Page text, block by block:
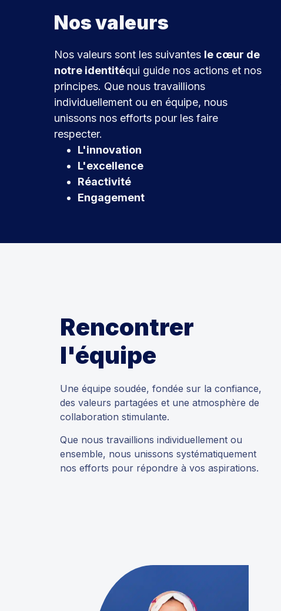
Nos valeurs
Nos valeurs sont les suivantes le cœur de
notre identitéqui guide nos actions et nos
principes. Que nous travaillions
individuellement ou en équipe, nous
unissons nos efforts pour les faire
respecter.
L'innovation
L'excellence
Réactivité
Engagement
Rencontrer
l'équipe
Une équipe soudée, fondée sur la confiance,
des valeurs partagées et une atmosphère de
collaboration stimulante.
Que nous travaillions individuellement ou
ensemble, nous unissons systématiquement
nos efforts pour répondre à vos aspirations.